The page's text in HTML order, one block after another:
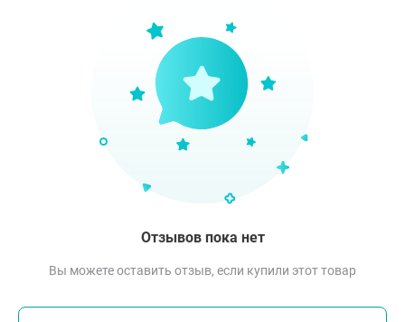
Отзывов пока нет
Вы можете оставить отзыв, если купили этот товар